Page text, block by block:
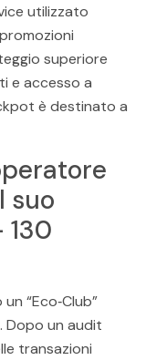
utilizzato
superiore
e accesso a
è destinato a
suo
“Eco‑Club”
Dopo un audit
transazioni